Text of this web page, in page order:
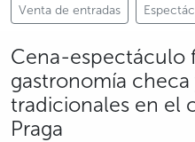
Venta de entradas
Cena-espectáculo
gastronomía checa
tradicionales en el
Praga